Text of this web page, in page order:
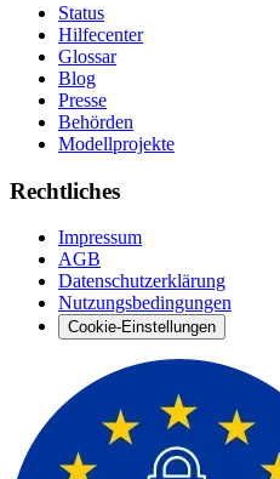
Status
Hilfecenter
Glossar
Blog
Presse
Behörden
Modellprojekte
Rechtliches
Impressum
AGB
Datenschutzerklärung
Nutzungsbedingungen
Cookie-Einstellungen